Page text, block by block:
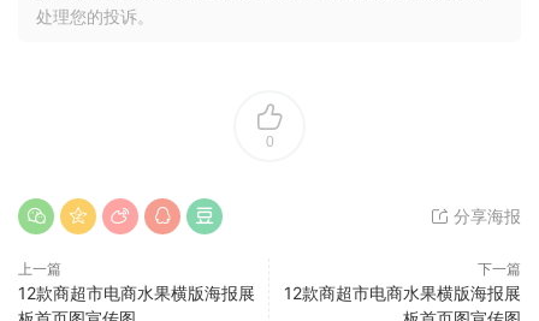
处理您的投诉。
0
分享海报
上一篇
12款商超市电商水果横版海报展
下一篇
12款商超市电商水果横版海报展